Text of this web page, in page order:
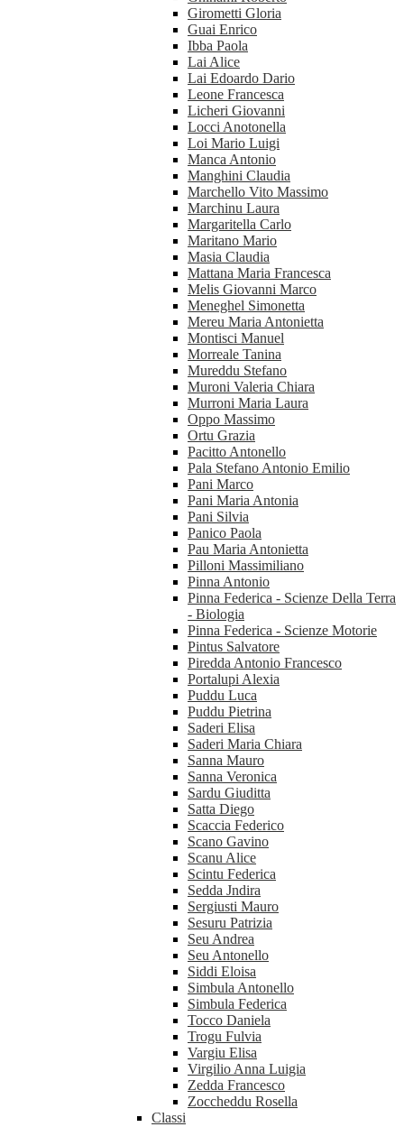
Girometti Gloria
Guai Enrico
Ibba Paola
Lai Alice
Lai Edoardo Dario
Leone Francesca
Licheri Giovanni
Locci Anotonella
Loi Mario Luigi
Manca Antonio
Manghini Claudia
Marchello Vito Massimo
Marchinu Laura
Margaritella Carlo
Maritano Mario
Masia Claudia
Mattana Maria Francesca
Melis Giovanni Marco
Meneghel Simonetta
Mereu Maria Antonietta
Montisci Manuel
Morreale Tanina
Mureddu Stefano
Muroni Valeria Chiara
Murroni Maria Laura
Oppo Massimo
Ortu Grazia
Pacitto Antonello
Pala Stefano Antonio Emilio
Pani Marco
Pani Maria Antonia
Pani Silvia
Panico Paola
Pau Maria Antonietta
Pilloni Massimiliano
Pinna Antonio
Pinna Federica - Scienze Della Terra
- Biologia
Pinna Federica - Scienze Motorie
Pintus Salvatore
Piredda Antonio Francesco
Portalupi Alexia
Puddu Luca
Puddu Pietrina
Saderi Elisa
Saderi Maria Chiara
Sanna Mauro
Sanna Veronica
Sardu Giuditta
Satta Diego
Scaccia Federico
Scano Gavino
Scanu Alice
Scintu Federica
Sedda Jndira
Sergiusti Mauro
Sesuru Patrizia
Seu Andrea
Seu Antonello
Siddi Eloisa
Simbula Antonello
Simbula Federica
Tocco Daniela
Trogu Fulvia
Vargiu Elisa
Virgilio Anna Luigia
Zedda Francesco
Zoccheddu Rosella
Classi